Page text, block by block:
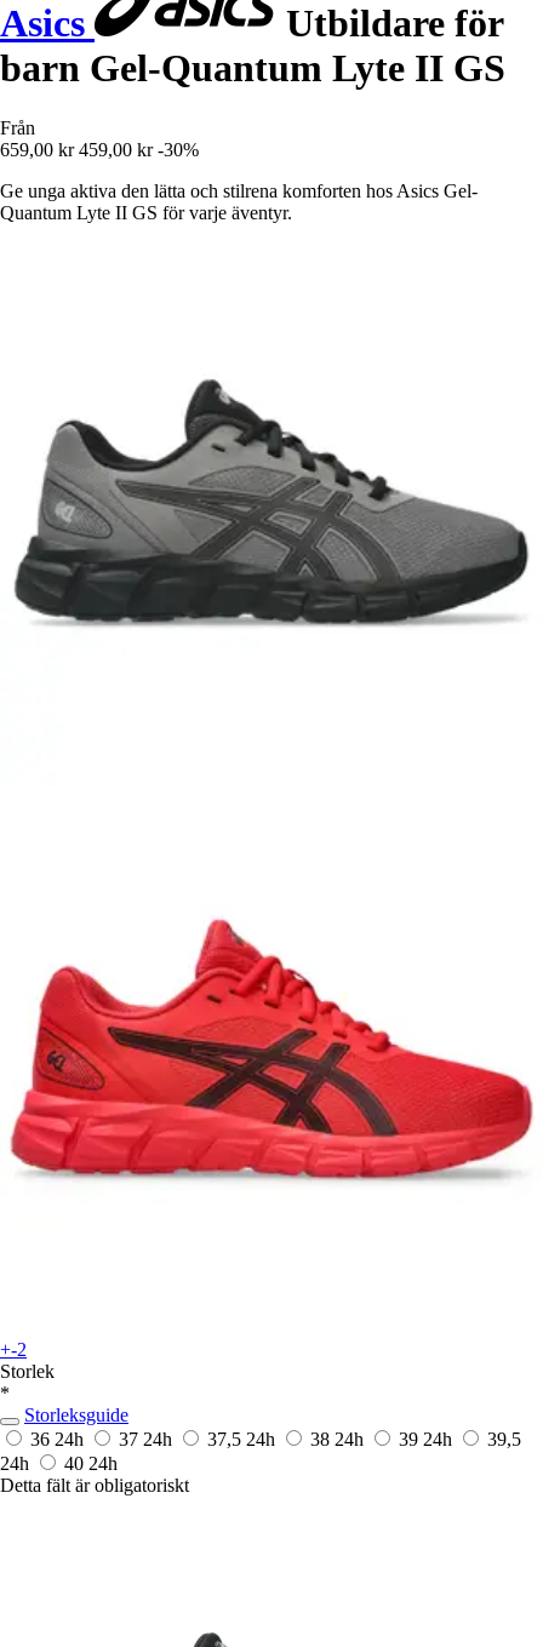
Asics
Utbildare för
barn Gel-Quantum Lyte II GS
Från
659,00 kr 459,00 kr -30%
Ge unga aktiva den lätta och stilrena komforten hos Asics Gel-
Quantum Lyte II GS för varje äventyr.
+-2
Storlek
*
Storleksguide
36 24h 37 24h 37,5 24h 38 24h 39 24h
39,5
24h
40 24h
Detta fält är obligatoriskt